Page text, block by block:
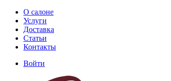
Перейти
основному
содержанию
Основная
навигация
О салоне
Услуги
Доставка
Статьи
Контакты
Войти